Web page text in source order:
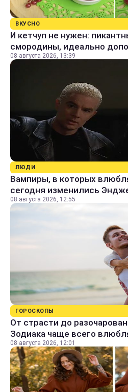
ВКУСНО
И кетчуп не нужен:
смородины, идеально
08 августа 2026, 13:39
ЛЮДИ
Вампиры, в которых
сегодня изменились
08 августа 2026, 12:55
ГОРОСКОПЫ
От страсти до
Зодиака чаще всего
08 августа 2026, 12:01